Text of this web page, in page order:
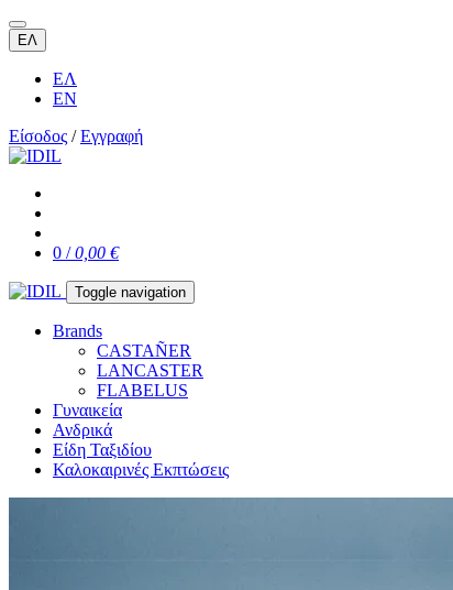
ΕΛ
ΕΛ
EN
Είσοδος /Εγγραφή
0 /0,00 €
Toggle navigation
Brands
CASTAÑER
LANCASTER
FLABELUS
Γυναικεία
Ανδρικά
Είδη Ταξιδίου
Καλοκαιρινές Εκπτώσεις